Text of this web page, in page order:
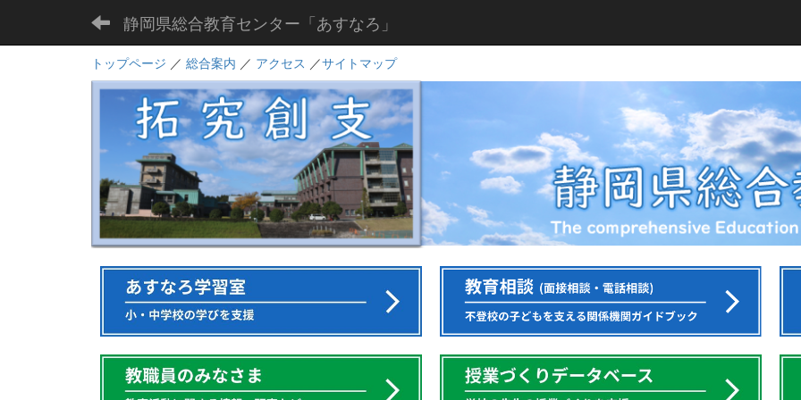
静岡県総合教育センター「あすなろ」
トップページ ／ 総合案内 ／ アクセス ／サイトマップ